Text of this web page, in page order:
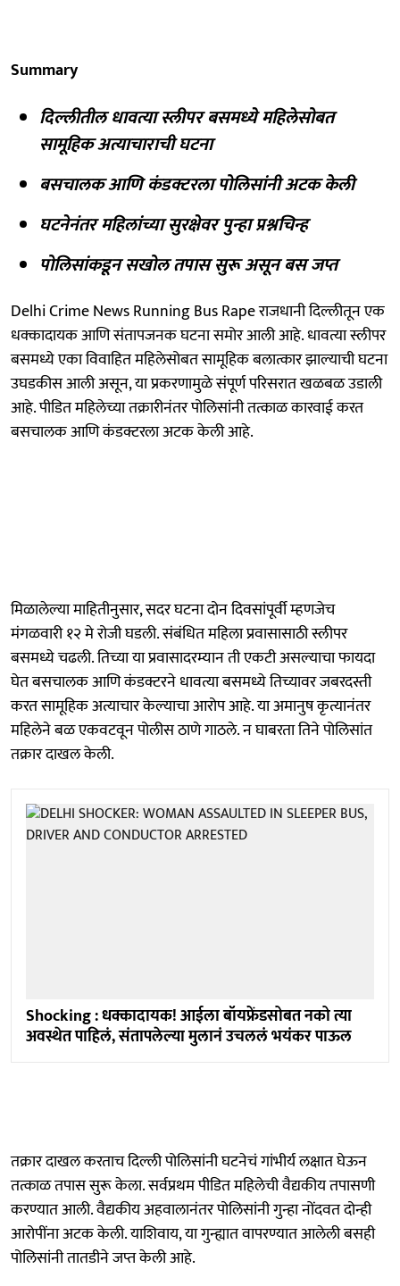
Summary
दिल्लीतील धावत्या स्लीपर बसमध्ये महिलेसोबत
सामूहिक अत्याचाराची घटना
बसचालक आणि कंडक्टरला पोलिसांनी अटक केली
घटनेनंतर महिलांच्या सुरक्षेवर पुन्हा प्रश्नचिन्ह
पोलिसांकडून सखोल तपास सुरू असून बस जप्त
Delhi Crime News Running Bus Rape राजधानी दिल्लीतून एक
धक्कादायक आणि संतापजनक घटना समोर आली आहे. धावत्या स्लीपर
बसमध्ये एका विवाहित महिलेसोबत सामूहिक बलात्कार झाल्याची घटना
उघडकीस आली असून, या प्रकरणामुळे संपूर्ण परिसरात खळबळ उडाली
आहे. पीडित महिलेच्या तक्रारीनंतर पोलिसांनी तत्काळ कारवाई करत
बसचालक आणि कंडक्टरला अटक केली आहे.
मिळालेल्या माहितीनुसार, सदर घटना दोन दिवसांपूर्वी म्हणजेच
मंगळवारी १२ मे रोजी घडली. संबंधित महिला प्रवासासाठी स्लीपर
बसमध्ये चढली. तिच्या या प्रवासादरम्यान ती एकटी असल्याचा फायदा
घेत बसचालक आणि कंडक्टरने धावत्या बसमध्ये तिच्यावर जबरदस्ती
करत सामूहिक अत्याचार केल्याचा आरोप आहे. या अमानुष कृत्यानंतर
महिलेने बळ एकवटवून पोलीस ठाणे गाठले. न घाबरता तिने पोलिसांत
तक्रार दाखल केली.
Shocking : धक्कादायक! आईला बॉयफ्रेंडसोबत नको त्या
अवस्थेत पाहिलं, संतापलेल्या मुलानं उचललं भयंकर पाऊल
तक्रार दाखल करताच दिल्ली पोलिसांनी घटनेचं गांभीर्य लक्षात घेऊन
तत्काळ तपास सुरू केला. सर्वप्रथम पीडित महिलेची वैद्यकीय तपासणी
करण्यात आली. वैद्यकीय अहवालानंतर पोलिसांनी गुन्हा नोंदवत दोन्ही
आरोपींना अटक केली. याशिवाय, या गुन्ह्यात वापरण्यात आलेली बसही
पोलिसांनी तातडीने जप्त केली आहे.